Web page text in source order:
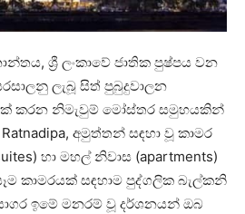
ශ්‍රී ලංකාවේ ජාතික පුෂ්පය වන
ලැබූ සිත් පුබුදුවාලන
කරන නිමැවුම් මෝස්තර සමුහයකින්
අමුත්තන් සඳහා වූ කාමර
හා මහල් නිවාස (apartments)
කාමරයක් සඳහාම පුද්ගලික බැල්කනි
ඉමේ මනරම් වූ දර්ශනයන් ඔබ